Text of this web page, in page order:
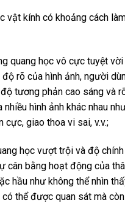
vật kính có khoảng cách
quang học vô cực tuyệt
rõ của hình ảnh, người
tương phản cao sáng và
nhiều hình ảnh khác nhau
cực, giao thoa vi sai, v.v.;
học vượt trội và độ
cân bằng hoạt động của
hầu như không thể nhìn
thể được quan sát mà